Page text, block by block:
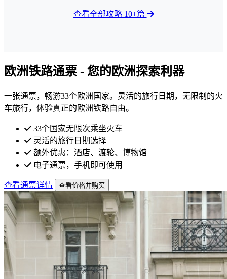
查看全部攻略 10+篇
欧洲铁路通票 - 您的欧洲探索利器
一张通票，畅游33个欧洲国家。灵活的旅行日期，无限制的火
车旅行，体验真正的欧洲铁路自由。
33个国家无限次乘坐火车
灵活的旅行日期选择
额外优惠：酒店、渡轮、博物馆
电子通票，手机即可使用
查看通票详情 查看价格并购买